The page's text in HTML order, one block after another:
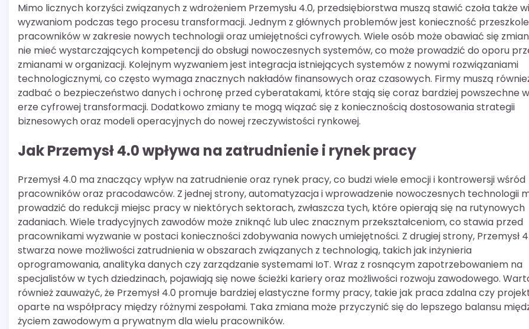
Mimo licznych korzyści związanych z wdrożeniem Przemysłu 4.0, przedsiębiorstwa muszą stawić czoła także
wyzwaniom podczas tego procesu transformacji. Jednym z głównych problemów jest konieczność
pracowników w zakresie nowych technologii oraz umiejętności cyfrowych. Wiele osób może obawiać się
nie mieć wystarczających kompetencji do obsługi nowoczesnych systemów, co może prowadzić do oporu
zmianami w organizacji. Kolejnym wyzwaniem jest integracja istniejących systemów z nowymi rozwiązaniami
technologicznymi, co często wymaga znacznych nakładów finansowych oraz czasowych. Firmy muszą
zadbać o bezpieczeństwo danych i ochronę przed cyberatakami, które stają się coraz bardziej powszechne w
erze cyfrowej transformacji. Dodatkowo zmiany te mogą wiązać się z koniecznością dostosowania strategii
biznesowych oraz modeli operacyjnych do nowej rzeczywistości rynkowej.
Jak Przemysł 4.0 wpływa na zatrudnienie i rynek pracy
Przemysł 4.0 ma znaczący wpływ na zatrudnienie oraz rynek pracy, co budzi wiele emocji i kontrowersji wśród
pracowników oraz pracodawców. Z jednej strony, automatyzacja i wprowadzenie nowoczesnych technologii
prowadzić do redukcji miejsc pracy w niektórych sektorach, zwłaszcza tych, które opierają się na rutynowych
zadaniach. Wiele tradycyjnych zawodów może zniknąć lub ulec znacznym przekształceniom, co stawia przed
pracownikami wyzwanie w postaci konieczności zdobywania nowych umiejętności. Z drugiej strony, Przemysł
stwarza nowe możliwości zatrudnienia w obszarach związanych z technologią, takich jak inżynieria
oprogramowania, analityka danych czy zarządzanie systemami IoT. Wraz z rosnącym zapotrzebowaniem na
specjalistów w tych dziedzinach, pojawiają się nowe ścieżki kariery oraz możliwości rozwoju zawodowego.
również zauważyć, że Przemysł 4.0 promuje bardziej elastyczne formy pracy, takie jak praca zdalna czy
oparte na współpracy między różnymi zespołami. Taka zmiana może przyczynić się do lepszego balansu
życiem zawodowym a prywatnym dla wielu pracowników.